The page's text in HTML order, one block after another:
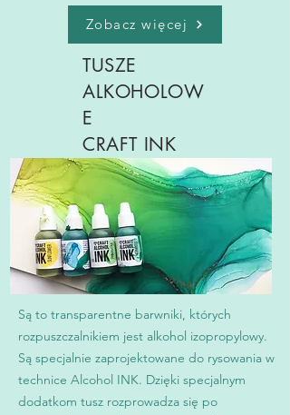
Zobacz więcej
TUSZE
ALKOHOLOW
E
CRAFT INK
Są to transparentne barwniki, których
rozpuszczalnikiem jest alkohol izopropylowy.
Są specjalnie zaprojektowane do rysowania w
technice Alcohol INK. Dzięki specjalnym
dodatkom tusz rozprowadza się po